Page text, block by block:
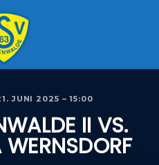
JUNI 2025 – 15:00
II VS.